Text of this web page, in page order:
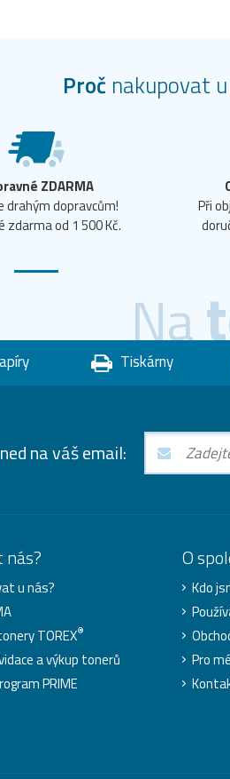
Proč nakupovat
ZDARMA
drahým dopravcům!
zdarma od 1 500 Kč.
Při
Na
Tiskárny
na váš email:
u nás?
TOREX®
a výkup tonerů
PRIME
O
Kdo
Pro